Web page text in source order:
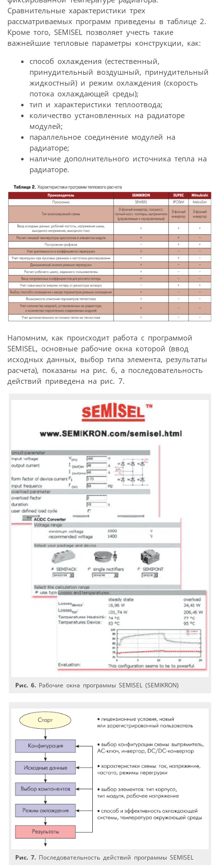
Сравнительные характеристики трех
рассматриваемых программ приведены в таблице 2.
Кроме того, SEMISEL позволяет учесть такие
важнейшие тепловые параметры конструкции, как:
способ охлаждения (естественный,
принудительный воздушный, принудительный
жидкостный) и режим охлаждения (скорость
потока охлаждающей среды);
тип и характеристики теплоотвода;
количество установленных на радиаторе
модулей;
параллельное соединение модулей на
радиаторе;
наличие дополнительного источника тепла на
радиаторе.
Напомним, как происходит работа с программой
SEMISEL, основные рабочие окна которой (ввод
исходных данных, выбор типа элемента, результаты
расчета), показаны на рис. 6, а последовательность
действий приведена на рис. 7.
Рис. 6. Рабочие окна программы SEMISEL (SEMIKRON)
Рис. 7. Последовательность действий программы SEMISEL